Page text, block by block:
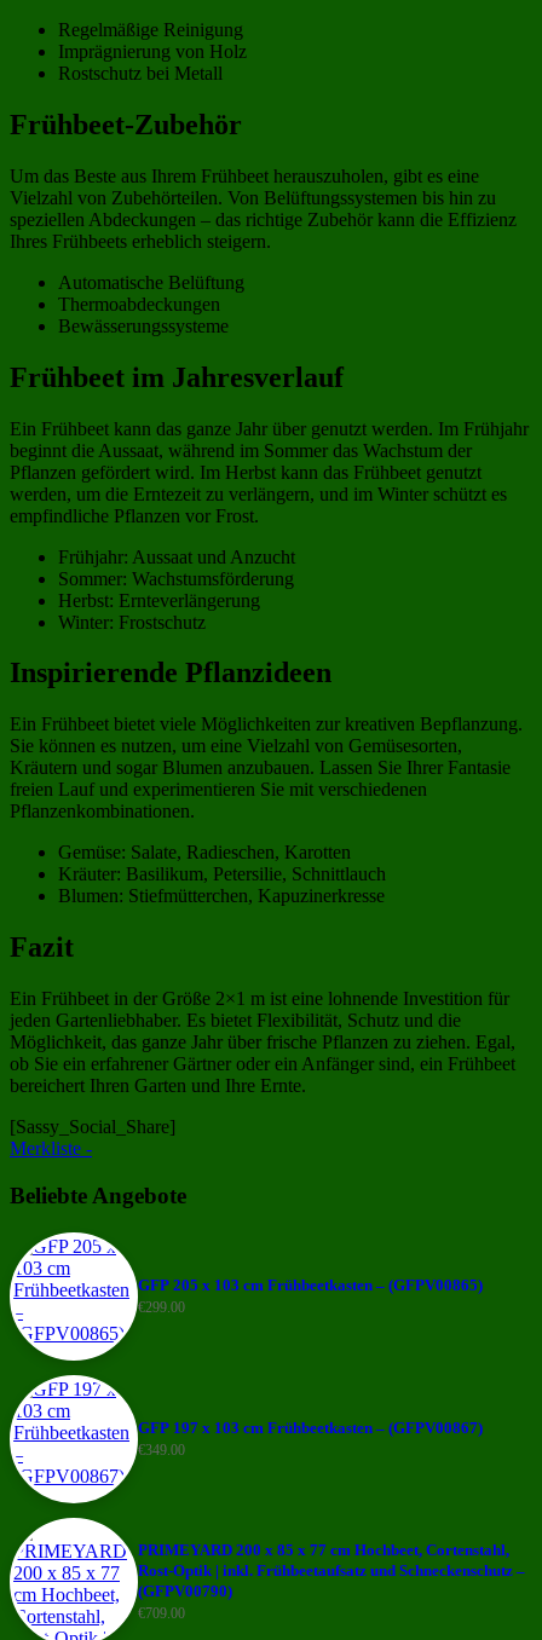
Regelmäßige Reinigung
Imprägnierung von Holz
Rostschutz bei Metall
Frühbeet-Zubehör
Um das Beste aus Ihrem Frühbeet herauszuholen, gibt es eine
Vielzahl von Zubehörteilen. Von Belüftungssystemen bis hin zu
speziellen Abdeckungen – das richtige Zubehör kann die Effizienz
Ihres Frühbeets erheblich steigern.
Automatische Belüftung
Thermoabdeckungen
Bewässerungssysteme
Frühbeet im Jahresverlauf
Ein Frühbeet kann das ganze Jahr über genutzt werden. Im Frühjahr
beginnt die Aussaat, während im Sommer das Wachstum der
Pflanzen gefördert wird. Im Herbst kann das Frühbeet genutzt
werden, um die Erntezeit zu verlängern, und im Winter schützt es
empfindliche Pflanzen vor Frost.
Frühjahr: Aussaat und Anzucht
Sommer: Wachstumsförderung
Herbst: Ernteverlängerung
Winter: Frostschutz
Inspirierende Pflanzideen
Ein Frühbeet bietet viele Möglichkeiten zur kreativen Bepflanzung.
Sie können es nutzen, um eine Vielzahl von Gemüsesorten,
Kräutern und sogar Blumen anzubauen. Lassen Sie Ihrer Fantasie
freien Lauf und experimentieren Sie mit verschiedenen
Pflanzenkombinationen.
Gemüse: Salate, Radieschen, Karotten
Kräuter: Basilikum, Petersilie, Schnittlauch
Blumen: Stiefmütterchen, Kapuzinerkresse
Fazit
Ein Frühbeet in der Größe 2×1 m ist eine lohnende Investition für
jeden Gartenliebhaber. Es bietet Flexibilität, Schutz und die
Möglichkeit, das ganze Jahr über frische Pflanzen zu ziehen. Egal,
ob Sie ein erfahrener Gärtner oder ein Anfänger sind, ein Frühbeet
bereichert Ihren Garten und Ihre Ernte.
[Sassy_Social_Share]
Merkliste -
Beliebte Angebote
GFP 205 x 103 cm Frühbeetkasten – (GFPV00865)
€299.00
GFP 197 x 103 cm Frühbeetkasten – (GFPV00867)
€349.00
PRIMEYARD 200 x 85 x 77 cm Hochbeet, Cortenstahl,
Rost-Optik | inkl. Frühbeetaufsatz und Schneckenschutz –
(GFPV00790)
€709.00